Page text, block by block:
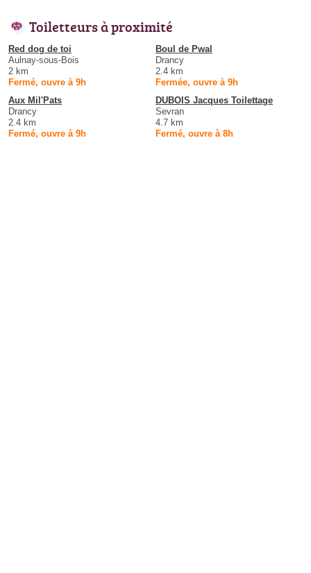
Toiletteurs à proximité
Red dog de toi
Aulnay-sous-Bois
2 km
Fermé, ouvre à 9h
Boul de Pwal
Drancy
2.4 km
Fermée, ouvre à 9h
Aux Mil'Pats
Drancy
2.4 km
Fermé, ouvre à 9h
DUBOIS Jacques Toilettage
Sevran
4.7 km
Fermé, ouvre à 8h